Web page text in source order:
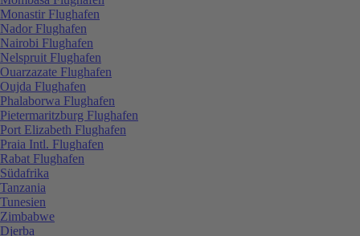
Monastir Flughafen
Nador Flughafen
Nairobi Flughafen
Nelspruit Flughafen
Ouarzazate Flughafen
Oujda Flughafen
Phalaborwa Flughafen
Pietermaritzburg Flughafen
Port Elizabeth Flughafen
Praia Intl. Flughafen
Rabat Flughafen
Südafrika
Tanzania
Tunesien
Zimbabwe
Djerba